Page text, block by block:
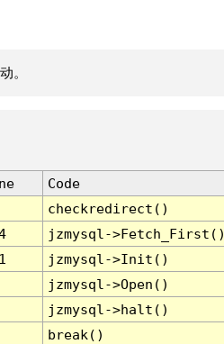
。
Code
checkredirect()
jzmysql-
jzmysql->Init()
jzmysql->Open()
jzmysql->halt()
break()